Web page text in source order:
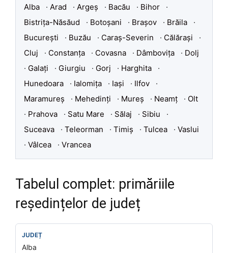
Alba
· Arad · Argeș · Bacău · Bihor
·
Bistrița-Năsăud
· Botoșani · Brașov · Brăila
·
București
· Buzău · Caraș-Severin · Călărași
·
Cluj
· Constanța · Covasna · Dâmbovița · Dolj
· Galați · Giurgiu · Gorj · Harghita
·
Hunedoara
· Ialomița · Iași · Ilfov
·
Maramureș
· Mehedinți · Mureș · Neamț · Olt
· Prahova · Satu Mare · Sălaj · Sibiu
·
Suceava
· Teleorman · Timiș · Tulcea · Vaslui
· Vâlcea · Vrancea
Tabelul complet: primăriile
reședințelor de județ
Alba